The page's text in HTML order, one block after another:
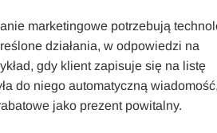
marketingowe potrzebują
działania, w odpowiedzi na
gdy klient zapisuje się na listę
do niego automatyczną wiadomość,
jako prezent powitalny.